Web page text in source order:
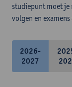
studiepunt moet je
volgen en
2026-
2027